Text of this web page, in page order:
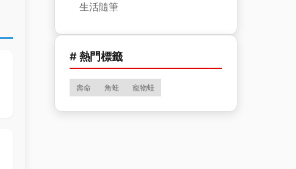
生活隨筆
# 熱門標籤
壽命 角蛙 寵物蛙